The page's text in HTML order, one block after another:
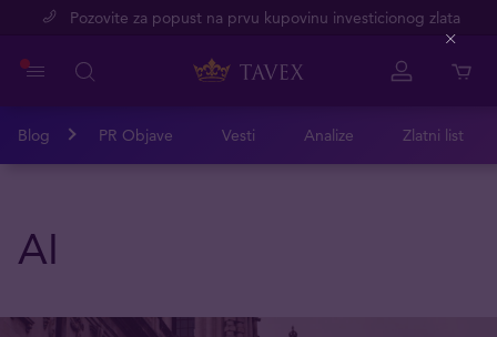
Pozovite za popust na prvu kupovinu investicionog zlata
Blog PR Objave Vesti Analize Zlatni list
AI
Close